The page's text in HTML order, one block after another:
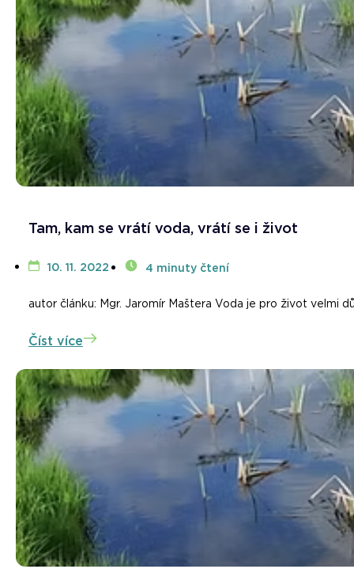
Tam, kam se vrátí voda, vrátí se i život
10. 11. 2022 4 minuty čtení
autor článku: Mgr. Jaromír Maštera Voda je pro život velmi
Číst více